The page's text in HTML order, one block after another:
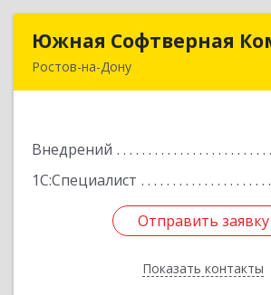
Южная Софтверная
Ростов-на-Дону
Внедрений
1С:Специалист
Отправить заявку
Показать контакты
Южная Софтверная
Отправить заявку
Назад